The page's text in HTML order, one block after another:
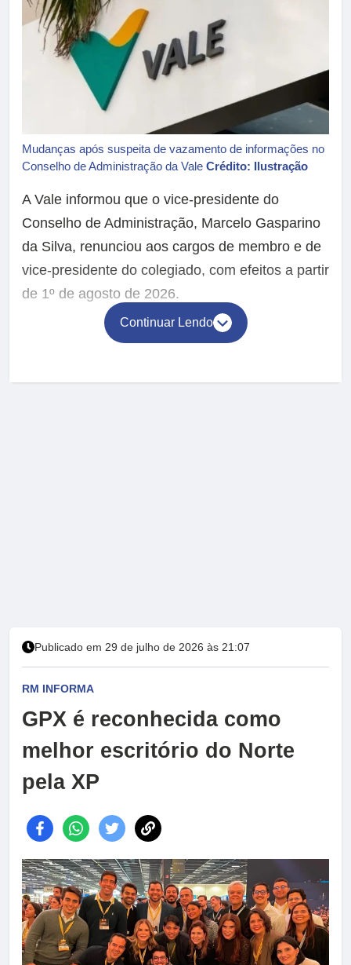
Mudanças após suspeita de vazamento de informações no
Conselho de Administração da Vale Crédito: Ilustração
A Vale informou que o vice-presidente do
Conselho de Administração, Marcelo Gasparino
da Silva, renunciou aos cargos de membro e de
vice-presidente do colegiado, com efeitos a partir
de 1º de agosto de 2026.
Continuar Lendo
Publicado em 29 de julho de 2026 às 21:07
RM INFORMA
GPX é reconhecida como
melhor escritório do Norte
pela XP